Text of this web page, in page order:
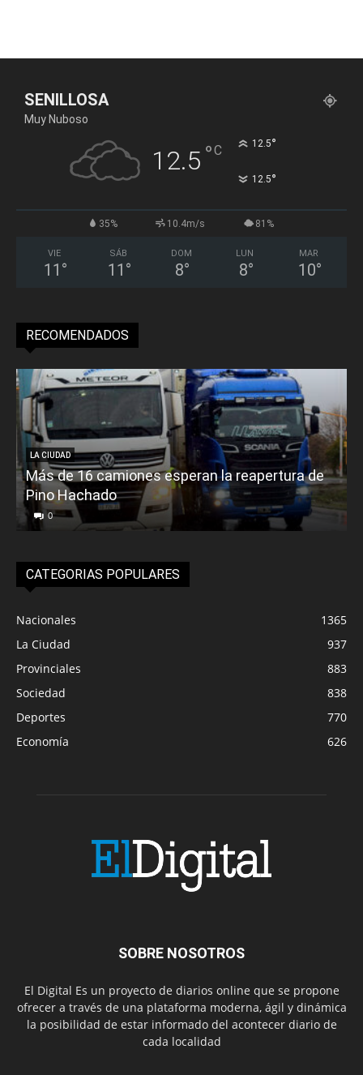
SENILLOSA
Muy Nuboso
12.5 °C 12.5°
12.5°
35% 10.4m/s 81%
VIE
11 °
SÁB
11 °
DOM
8°
LUN
8°
MAR
10°
RECOMENDADOS
LA CIUDAD
Más de 16 camiones esperan la reapertura de
Pino Hachado
0
CATEGORIAS POPULARES
Nacionales
1365
La Ciudad
937
Provinciales
883
Sociedad
838
Deportes
770
Economía
626
SOBRE NOSOTROS
El Digital Es un proyecto de diarios online que se propone
ofrecer a través de una plataforma moderna, ágil y dinámica
la posibilidad de estar informado del acontecer diario de
cada localidad